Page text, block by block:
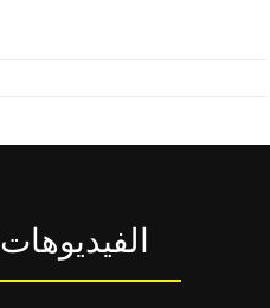
الفيديوهات